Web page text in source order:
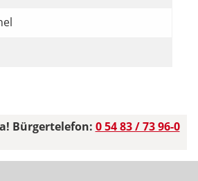
Bürgertelefon: 0 54 83 / 73 96-0